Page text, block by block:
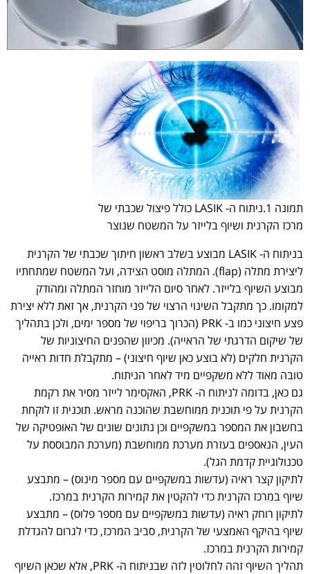
תמונה 1.ניתוח ה- LASIK כולל פיצול שכבתי של
מרכז הקרנית ושיוף בלייזר על המשטח שנוצר
בניתוח ה- LASIK מבוצע בשלב ראשון חיתוך שכבתי של הקרנית
ליצירת מתלה (flap). המתלה מוסט הצידה, ועל המשטח שמתחתיו
מבוצע השיוף בלייזר. לאחר סיום הלייזר מוחזר המתלה ומהודק
למקומו. כך מתקבל השינוי הרצוי של פני הקרנית, אך זאת ללא יצירת
פצע חיצוני כמו ב- PRK (הכרוך בריפוי של מספר ימים, ולכן בתהליך
של שיקום הדרגתי של הראייה). מכיוון שהפנים החיצוניות של
הקרנית חלקים (לא בוצע כאן שיוף חיצוני) – מתקבלת חדות ראייה
טובה מאוד ללא משקפיים מיד לאחר הניתוח.
גם כאן, בדומה לניתוח ה- PRK, האקסימר לייזר מסיר את רקמת
הקרנית על פי תוכנית ממוחשבת שהוכנה מראש. תוכנית זו לוקחת
בחשבון את המספר במשקפיים וכן נתונים שונים של האופטיקה של
העין, הנאספים בעזרת מערכת ממוחשבת (מערכת המבוססת על
טכנולוגיית קדמת הגל).
לתיקון קצר ראיה (עדשות במשקפיים עם מספר מינוס) – מתבצע
שיוף במרכז הקרנית כדי להקטין את קמירות הקרנית במרכז.
לתיקון רוחק ראיה (עדשות במשקפיים עם מספר פלוס) – מתבצע
שיוף בהיקף האמצעי של הקרנית, סביב המרכז, כדי לגרום להגדלת
קמירות הקרנית במרכז.
תהליך השיוף זהה לחלוטין לזה שבניתוח ה- PRK, אלא שכאן השיוף